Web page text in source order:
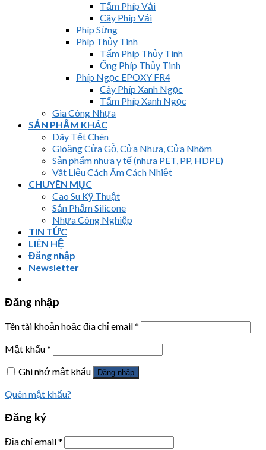
Tấm Phíp Vải
Cây Phíp Vải
Phíp Sừng
Phíp Thủy Tinh
Tấm Phíp Thủy Tinh
Ống Phíp Thủy Tinh
Phíp Ngọc EPOXY FR4
Cây Phíp Xanh Ngọc
Tấm Phíp Xanh Ngọc
Gia Công Nhựa
SẢN PHẨM KHÁC
Dây Tết Chèn
Gioăng Cửa Gỗ, Cửa Nhựa, Cửa Nhôm
Sản phẩm nhựa y tế (nhựa PET, PP, HDPE)
Vât Liệu Cách Âm Cách Nhiệt
CHUYÊN MỤC
Cao Su Kỹ Thuật
Sản Phẩm Silicone
Nhựa Công Nghiệp
TIN TỨC
LIÊN HỆ
Đăng nhập
Newsletter
Đăng nhập
Tên tài khoản hoặc địa chỉ email*
Mật khẩu*
Ghi nhớ mật khẩu
Đăng nhập
Quên mật khẩu?
Đăng ký
Địa chỉ email*